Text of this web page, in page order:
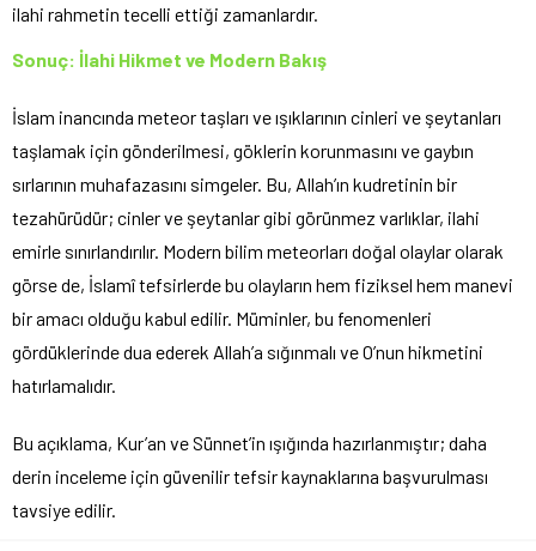
ilahi rahmetin tecelli ettiği zamanlardır.
Sonuç: İlahi Hikmet ve Modern Bakış
İslam inancında meteor taşları ve ışıklarının cinleri ve şeytanları
taşlamak için gönderilmesi, göklerin korunmasını ve gaybın
sırlarının muhafazasını simgeler. Bu, Allah’ın kudretinin bir
tezahürüdür; cinler ve şeytanlar gibi görünmez varlıklar, ilahi
emirle sınırlandırılır. Modern bilim meteorları doğal olaylar olarak
görse de, İslamî tefsirlerde bu olayların hem fiziksel hem manevi
bir amacı olduğu kabul edilir. Müminler, bu fenomenleri
gördüklerinde dua ederek Allah’a sığınmalı ve O’nun hikmetini
hatırlamalıdır.
Bu açıklama, Kur’an ve Sünnet’in ışığında hazırlanmıştır; daha
derin inceleme için güvenilir tefsir kaynaklarına başvurulması
tavsiye edilir.